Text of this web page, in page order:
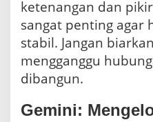
ketenangan dan
sangat penting agar
stabil. Jangan
mengganggu
dibangun.
Gemini: